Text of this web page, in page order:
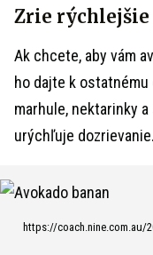
Zrie
Ak chcete, aby vám
ho dajte k ostatnému
marhule, nektarinky
urýchľuje dozrievanie.
https://coach.nine.com.au/